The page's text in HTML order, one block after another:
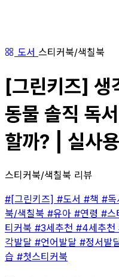
도서 스티커북/색칠북
[그린키즈] 생
동물 솔직 독
할까? | 실사
스티커북/색칠북 리뷰
#[그린키즈] #도서 #책 #독
북/색칠북 #유아 #연령 #스
티커북 #3세추천 #4세추천
각발달 #언어발달 #정서발
습 #첫스티커북